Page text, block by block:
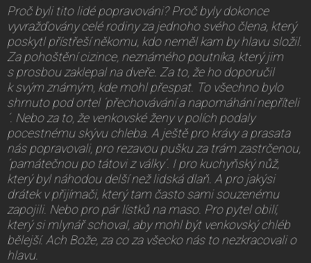
Proč byli tito lidé popravováni? Proč byly dokonce
vyvražďovány celé rodiny za jednoho svého člena, který
poskytl přístřeší někomu, kdo neměl kam by hlavu složil.
Za pohoštění cizince, neznámého poutníka, který jim
s prosbou zaklepal na dveře. Za to, že ho doporučil
k svým známým, kde mohl přespat. To všechno bylo
shrnuto pod ortel ´přechovávání a napomáhání nepříteli
´. Nebo za to, že venkovské ženy v polích podaly
pocestnému skývu chleba. A ještě pro krávy a prasata
nás popravovali, pro rezavou pušku za trám zastrčenou,
´památečnou po tátovi z války´. I pro kuchyňský nůž,
který byl náhodou delší než lidská dlaň. A pro jakýsi
drátek v přijímači, který tam často sami souzenému
zapojili. Nebo pro pár lístků na maso. Pro pytel obilí,
který si mlynář schoval, aby mohl být venkovský chléb
bělejší. Ach Bože, za co za všecko nás to nezkracovali o
hlavu.